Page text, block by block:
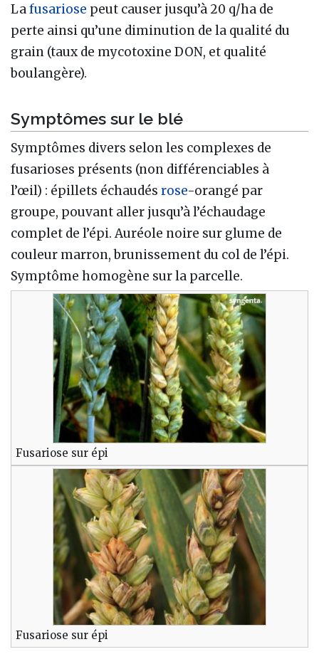
Lafusariose peut causer jusqu’à 20 q/ha de
perte ainsi qu’une diminution de la qualité du
grain (taux de mycotoxine DON, et qualité
boulangère).
Symptômes sur le blé
Symptômes divers selon les complexes de
fusarioses présents (non différenciables à
l’œil) : épillets échaudés rose-orangé par
groupe, pouvant aller jusqu’à l’échaudage
complet de l’épi. Auréole noire sur glume de
couleur marron, brunissement du col de l’épi.
Symptôme homogène sur la parcelle.
Fusariose sur épi
Fusariose sur épi